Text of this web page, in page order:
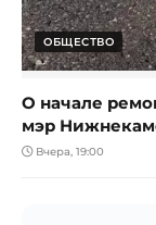
ОБЩЕСТВО
О начале
мэр
Вчера, 19:00